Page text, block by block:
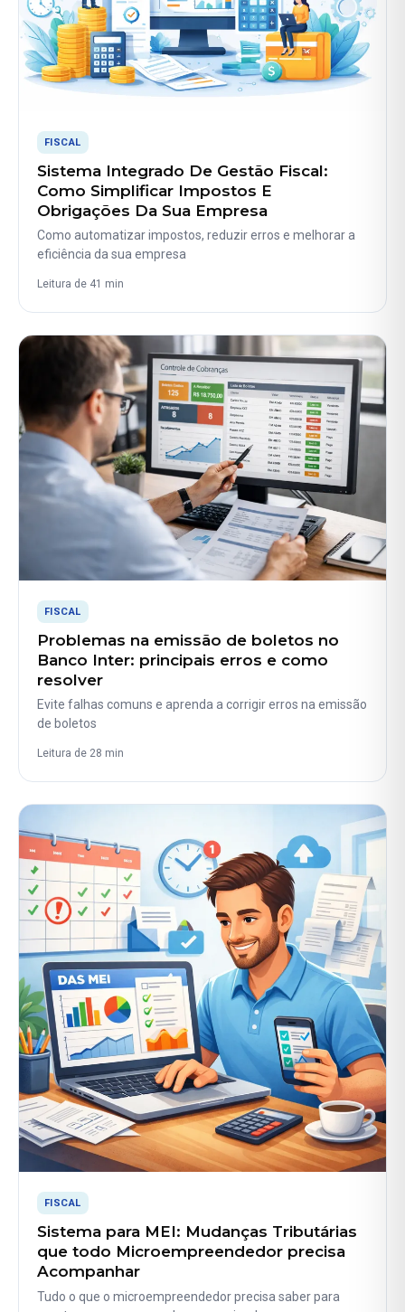
FISCAL
Sistema Integrado De Gestão Fiscal:
Como Simplificar Impostos E
Obrigações Da Sua Empresa
Como automatizar impostos, reduzir erros e melhorar a
eficiência da sua empresa
Leitura de 41 min
FISCAL
Problemas na emissão de boletos no
Banco Inter: principais erros e como
resolver
Evite falhas comuns e aprenda a corrigir erros na emissão
de boletos
Leitura de 28 min
FISCAL
Sistema para MEI: Mudanças Tributárias
que todo Microempreendedor precisa
Acompanhar
Tudo o que o microempreendedor precisa saber para